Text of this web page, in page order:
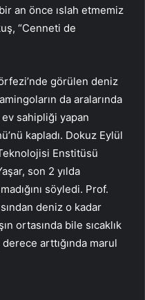
an önce ıslah etmemiz
“Cenneti de
görülen deniz
da aralarında
sahipliği yapan
kapladı. Dokuz Eylül
Enstitüsü
son 2 yılda
söyledi. Prof.
deniz o kadar
ortasında bile sıcaklık
derece arttığında marul